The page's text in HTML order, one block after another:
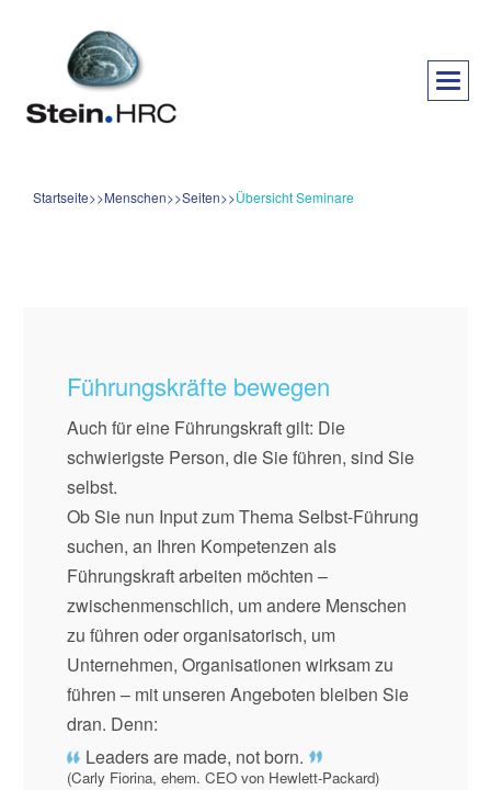
Startseite Menschen Seiten Übersicht Seminare
Führungskräfte bewegen
Auch für eine Führungskraft gilt: Die
schwierigste Person, die Sie führen, sind Sie
selbst.
Ob Sie nun Input zum Thema Selbst-Führung
suchen, an Ihren Kompetenzen als
Führungskraft arbeiten möchten –
zwischenmenschlich, um andere Menschen
zu führen oder organisatorisch, um
Unternehmen, Organisationen wirksam zu
führen – mit unseren Angeboten bleiben Sie
dran. Denn:
Leaders are made, not born.
(Carly Fiorina, ehem. CEO von Hewlett-Packard)